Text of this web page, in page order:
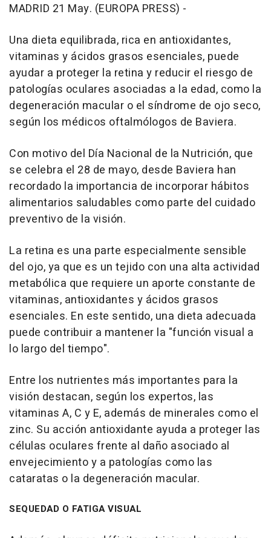
MADRID 21 May. (EUROPA PRESS) -
Una dieta equilibrada, rica en antioxidantes,
vitaminas y ácidos grasos esenciales, puede
ayudar a proteger la retina y reducir el riesgo de
patologías oculares asociadas a la edad, como la
degeneración macular o el síndrome de ojo seco,
según los médicos oftalmólogos de Baviera.
Con motivo del Día Nacional de la Nutrición, que
se celebra el 28 de mayo, desde Baviera han
recordado la importancia de incorporar hábitos
alimentarios saludables como parte del cuidado
preventivo de la visión.
La retina es una parte especialmente sensible
del ojo, ya que es un tejido con una alta actividad
metabólica que requiere un aporte constante de
vitaminas, antioxidantes y ácidos grasos
esenciales. En este sentido, una dieta adecuada
puede contribuir a mantener la "función visual a
lo largo del tiempo".
Entre los nutrientes más importantes para la
visión destacan, según los expertos, las
vitaminas A, C y E, además de minerales como el
zinc. Su acción antioxidante ayuda a proteger las
células oculares frente al daño asociado al
envejecimiento y a patologías como las
cataratas o la degeneración macular.
SEQUEDAD O FATIGA VISUAL